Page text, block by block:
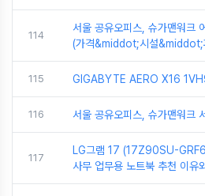
114
서울 공유오피스, 슈가맨워크
(가격&middot;시설&middot;
115 GIGABYTE AERO X16
116 서울 공유오피스, 슈가맨워크
117
LG그램 17 (17Z90SU-
사무 업무용 노트북 추천 이유